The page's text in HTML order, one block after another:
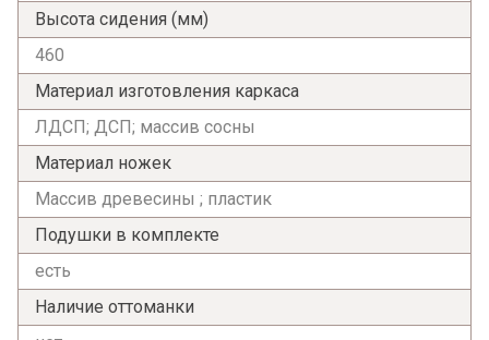
Высота сидения (мм)
460
Материал изготовления каркаса
ЛДСП; ДСП; массив сосны
Материал ножек
Массив древесины ; пластик
Подушки в комплекте
есть
Наличие оттоманки